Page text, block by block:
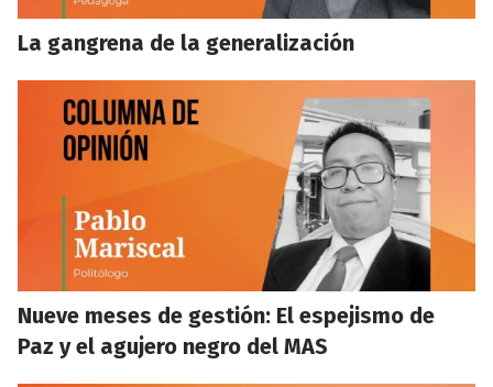
La gangrena de la generalización
Nueve meses de gestión: El espejismo de
Paz y el agujero negro del MAS